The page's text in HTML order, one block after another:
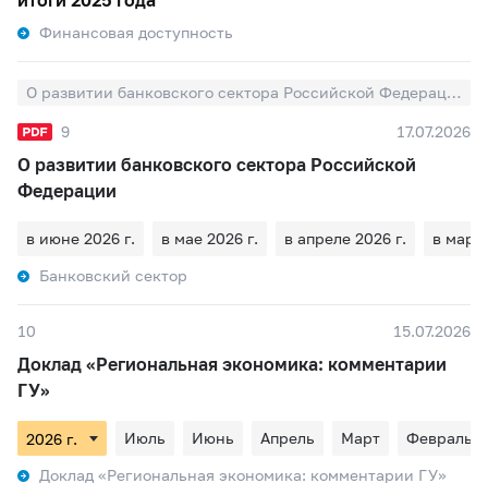
Финансовая доступность
О развитии банковского сектора Российской Федерации
9 17.07.2026
О развитии банковского сектора Российской
Федерации
в июне 2026 г. в мае 2026 г. в апреле 2026 г.
в
Банковский сектор
10 15.07.2026
Доклад «Региональная экономика: комментарии
ГУ»
Июль Июнь Апрель Март
Февраль
Доклад «Региональная экономика: комментарии ГУ»